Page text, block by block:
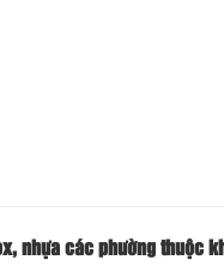
nhựa các phường thuộc